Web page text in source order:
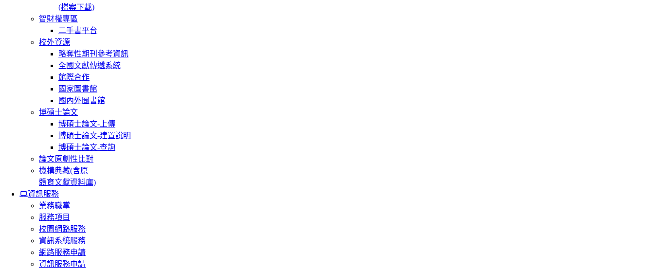
(檔案下載)
智財權專區
二手書平台
校外資源
略奪性期刊參考資訊
全國文獻傳遞系統
館際合作
國家圖書館
國內外圖書館
博碩士論文
博碩士論文-上傳
博碩士論文-建置說明
博碩士論文-查詢
論文原創性比對
機構典藏(含原
體育文獻資料庫)
資訊服務
業務職掌
服務項目
校園網路服務
資訊系統服務
網路服務申請
資訊服務申請